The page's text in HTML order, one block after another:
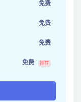
免费
免费
免费
免费 推荐